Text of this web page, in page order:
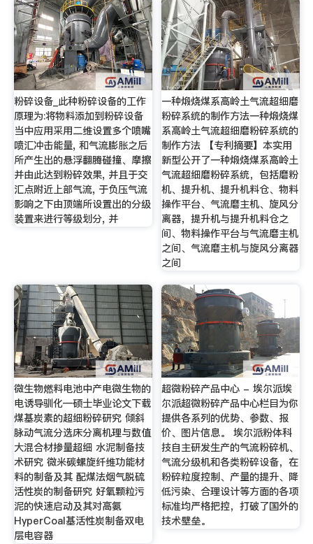
粉碎设备_此种粉碎设备的工作
原理为:将物料添加到粉碎设备
当中应用采用二维设置多个喷嘴
喷汇冲击能量, 和气流膨胀之后
所产生出的悬浮翻腾碰撞、摩擦
并由此达到粉碎效果, 并且于交
汇点附近上部气流, 于负压气流
影响之下由顶端所设置出的分级
装置来进行等级划分, 并
一种煅烧煤系高岭土气流超细磨
粉碎系统的制作方法一种煅烧煤
系高岭土气流超细磨粉碎系统的
制作方法 【专利摘要】本实用
新型公开了一种煅烧煤系高岭土
气流超细磨粉碎系统，包括磨粉
机、提升机、提升机料仓、物料
操作平台、气流磨主机、旋风分
离器，提升机与提升机料仓之
间、物料操作平台与气流磨主机
之间、气流磨主机与旋风分离器
之间
微生物燃料电池中产电微生物的
电诱导驯化—硕士毕业论文下载
煤基炭素的超细粉碎研究 倾斜
脉动气流分选床分离机理与数值
大混合材掺量超细 水泥制备技
术研究 微米碳螺旋纤维功能材
料的制备及其 配煤法烟气脱硫
活性炭的制备研究 好氧颗粒污
泥的快速启动及其对高氨
HyperCoal基活性炭制备双电
层电容器
超微粉碎产品中心 - 埃尔派埃
尔派超微粉碎产品中心栏目为你
提供各系列的优势、参数、报
价、图片信息。 埃尔派粉体科
技自主研发生产的气流粉碎机、
气流分级机和各类粉碎设备，在
粉碎粒度控制、产量的提升、降
低污染、合理设计等方面的各项
标准均严格把控，打破了国外的
技术壁垒。